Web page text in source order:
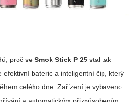
proč se Smok Stick P 25 stal tak
efektivní baterie a inteligentní čip, který
celého dne. Zařízení je vybaveno